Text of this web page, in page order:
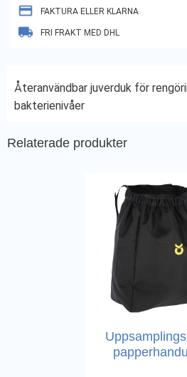
FAKTURA ELLER KLARNA
FRI FRAKT MED DHL
Återanvändbar juverduk för
bakterienivåer
Relaterade produkter